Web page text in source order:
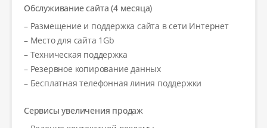
Обслуживание сайта (4 месяца)
– Размещение и поддержка сайта в сети Интернет
– Место для сайта 1Gb
– Техническая поддержка
– Резервное копирование данных
– Бесплатная телефонная линия поддержки
Сервисы увеличения продаж